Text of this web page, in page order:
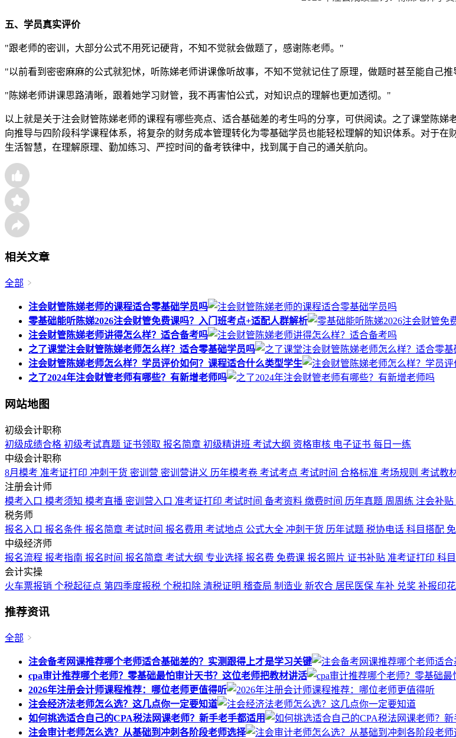
五、学员真实评价
"跟老师的密训，大部分公式不用死记硬背，不知不觉就会做题了，感谢陈老师。"
"以前看到密密麻麻的公式就犯怵，听陈娣老师讲课像听故事，不知不觉就记住了原理，做题时甚至能自己推
"陈娣老师讲课思路清晰，跟着她学习财管，我不再害怕公式，对知识点的理解也更加透彻。"
以上就是关于注会财管陈娣老师的课程有哪些亮点、适合基础差的考生吗的分享，可供阅读。之了课堂陈
向推导与四阶段科学课程体系，将复杂的财务成本管理转化为零基础学员也能轻松理解的知识体系。对于
生活智慧，在理解原理、勤加练习、严控时间的备考铁律中，找到属于自己的通关航向。
相关文章
全部
‌注会财管陈娣老师的课程适合零基础学员吗
零基础能听陈娣2026注会财管免费课吗？入门班考点+适配人群解析
‌注会财管陈娣老师讲得怎么样？适合备考吗
之了课堂注会财管陈娣老师怎么样？适合零基础学员吗
注会财管陈娣老师怎么样？学员评价如何？课程适合什么类型学生
之了2024年注会财管老师有哪些？有新增老师吗
网站地图
初级会计职称
初级成绩合格 初级考试真题 证书领取 报名简章 初级精讲班 考试大纲 资格审核 电子证书 每日一练
中级会计职称
8月模考 准考证打印 冲刺干货 密训营 密训营讲义 历年模考卷 考试考点 考试时间 合格标准 考场规则 考试教
注册会计师
模考入口 模考须知 模考直播 密训营入口 准考证打印 考试时间 备考资料 缴费时间 历年真题 周周练 注会补贴
税务师
报名入口 报名条件 报名简章 考试时间 报名费用 考试地点 公式大全 冲刺干货 历年试题 税协电话 科目搭配
中级经济师
报名流程 报考指南 报名时间 报名简章 考试大纲 专业选择 报名费 免费课 报名照片 证书补贴 准考证打印 科
会计实操
火车票报销 个税起征点 第四季度报税 个税扣除 清税证明 稽查局 制造业 新农合 居民医保 车补 兑奖 补报印
推荐资讯
全部
注会备考网课推荐哪个老师适合基础差的？实测跟得上才是学习关键
cpa审计推荐哪个老师？零基础最怕审计天书？这位老师把教材讲活
2026年注册会计师课程推荐：哪位老师更值得听
注会经济法老师怎么选？这几点你一定要知道
如何挑选适合自己的CPA税法网课老师？新手老手都适用
注会审计老师怎么选？从基础到冲刺各阶段老师选择